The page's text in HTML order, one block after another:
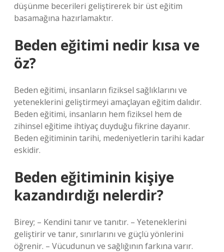
düşünme becerileri geliştirerek bir üst eğitim
basamağına hazırlamaktır.
Beden eğitimi nedir kısa ve
öz?
Beden eğitimi, insanların fiziksel sağlıklarını ve
yeteneklerini geliştirmeyi amaçlayan eğitim dalıdır.
Beden eğitimi, insanların hem fiziksel hem de
zihinsel eğitime ihtiyaç duyduğu fikrine dayanır.
Beden eğitiminin tarihi, medeniyetlerin tarihi kadar
eskidir.
Beden eğitiminin kişiye
kazandırdığı nelerdir?
Birey; – Kendini tanır ve tanıtır. – Yeteneklerini
geliştirir ve tanır, sınırlarını ve güçlü yönlerini
öğrenir. – Vücudunun ve sağlığının farkına varır.